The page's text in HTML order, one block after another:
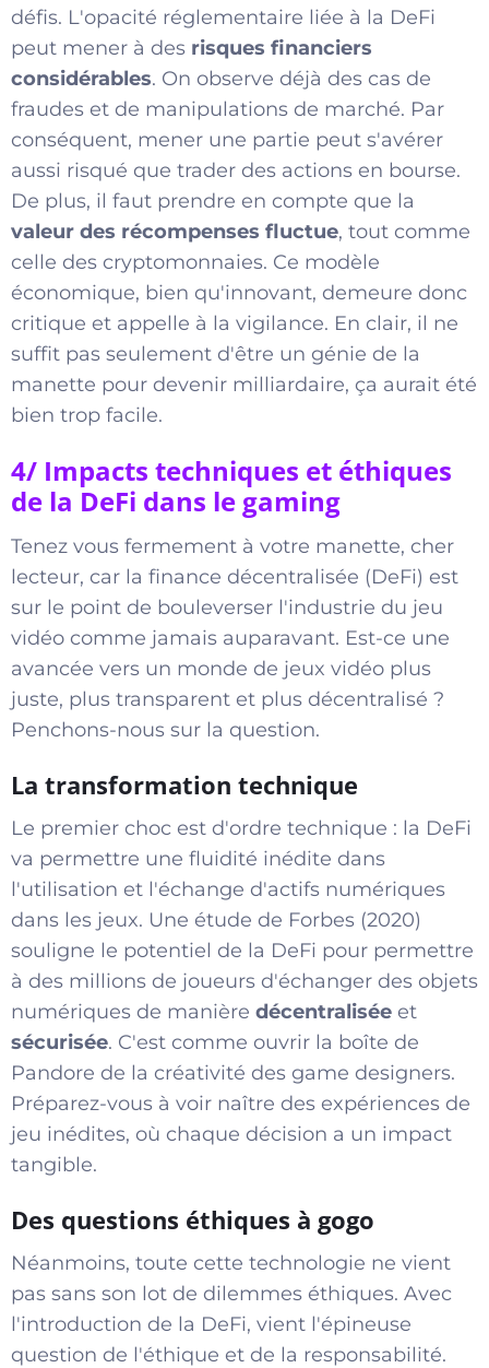
défis. L'opacité réglementaire liée à la DeFi
peut mener à des risques financiers
considérables. On observe déjà des cas de
fraudes et de manipulations de marché. Par
conséquent, mener une partie peut s'avérer
aussi risqué que trader des actions en bourse.
De plus, il faut prendre en compte que la
valeur des récompenses fluctue, tout comme
celle des cryptomonnaies. Ce modèle
économique, bien qu'innovant, demeure donc
critique et appelle à la vigilance. En clair, il ne
suffit pas seulement d'être un génie de la
manette pour devenir milliardaire, ça aurait été
bien trop facile.
4/ Impacts techniques et éthiques
de la DeFi dans le gaming
Tenez vous fermement à votre manette, cher
lecteur, car la finance décentralisée (DeFi) est
sur le point de bouleverser l'industrie du jeu
vidéo comme jamais auparavant. Est-ce une
avancée vers un monde de jeux vidéo plus
juste, plus transparent et plus décentralisé ?
Penchons-nous sur la question.
La transformation technique
Le premier choc est d'ordre technique : la DeFi
va permettre une fluidité inédite dans
l'utilisation et l'échange d'actifs numériques
dans les jeux. Une étude de Forbes (2020)
souligne le potentiel de la DeFi pour permettre
à des millions de joueurs d'échanger des objets
numériques de manière décentralisée et
sécurisée. C'est comme ouvrir la boîte de
Pandore de la créativité des game designers.
Préparez-vous à voir naître des expériences de
jeu inédites, où chaque décision a un impact
tangible.
Des questions éthiques à gogo
Néanmoins, toute cette technologie ne vient
pas sans son lot de dilemmes éthiques. Avec
l'introduction de la DeFi, vient l'épineuse
question de l'éthique et de la responsabilité.